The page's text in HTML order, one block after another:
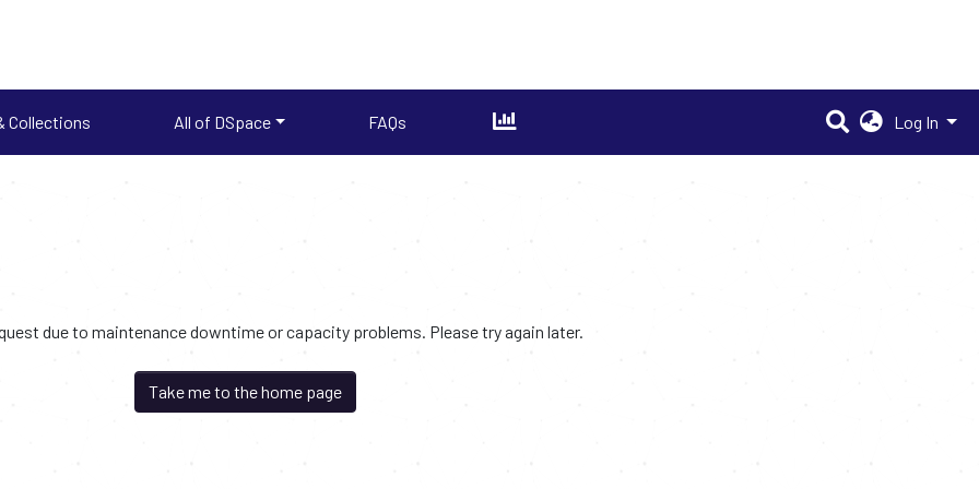
Collections All of DSpace FAQs Log In
due to maintenance downtime or capacity problems. Please try again later.
Take me to the home page